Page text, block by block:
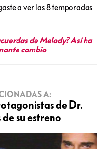
a ver las 8 temporadas
de Melody? Así ha
cambio
A:
de Dr.
de su estreno